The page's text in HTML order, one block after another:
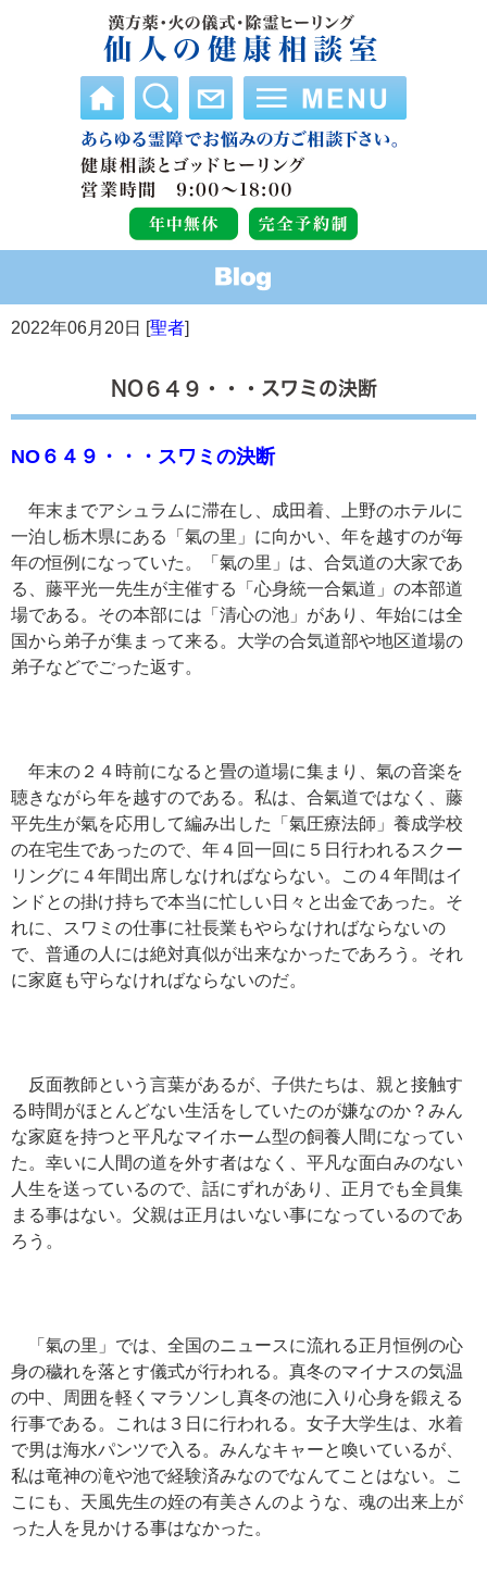
2022年06月20日 [聖者]
NO６４９・・・スワミの決断
NO６４９・・・スワミの決断
年末までアシュラムに滞在し、成田着、上野のホテルに
一泊し栃木県にある「氣の里」に向かい、年を越すのが毎
年の恒例になっていた。「氣の里」は、合気道の大家であ
る、藤平光一先生が主催する「心身統一合氣道」の本部道
場である。その本部には「清心の池」があり、年始には全
国から弟子が集まって来る。大学の合気道部や地区道場の
弟子などでごった返す。
年末の２４時前になると畳の道場に集まり、氣の音楽を
聴きながら年を越すのである。私は、合氣道ではなく、藤
平先生が氣を応用して編み出した「氣圧療法師」養成学校
の在宅生であったので、年４回一回に５日行われるスクー
リングに４年間出席しなければならない。この４年間はイ
ンドとの掛け持ちで本当に忙しい日々と出金であった。そ
れに、スワミの仕事に社長業もやらなければならないの
で、普通の人には絶対真似が出来なかったであろう。それ
に家庭も守らなければならないのだ。
反面教師という言葉があるが、子供たちは、親と接触す
る時間がほとんどない生活をしていたのが嫌なのか？みん
な家庭を持つと平凡なマイホーム型の飼養人間になってい
た。幸いに人間の道を外す者はなく、平凡な面白みのない
人生を送っているので、話にずれがあり、正月でも全員集
まる事はない。父親は正月はいない事になっているのであ
ろう。
「氣の里」では、全国のニュースに流れる正月恒例の心
身の穢れを落とす儀式が行われる。真冬のマイナスの気温
の中、周囲を軽くマラソンし真冬の池に入り心身を鍛える
行事である。これは３日に行われる。女子大学生は、水着
で男は海水パンツで入る。みんなキャーと喚いているが、
私は竜神の滝や池で経験済みなのでなんてことはない。こ
こにも、天風先生の姪の有美さんのような、魂の出来上が
った人を見かける事はなかった。